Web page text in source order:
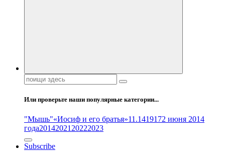
Поиск:
Или проверьте наши популярные категории...
"Мышь"«Иосиф и его братья»11.1419172 июня 2014
года2014202120222023
Subscribe